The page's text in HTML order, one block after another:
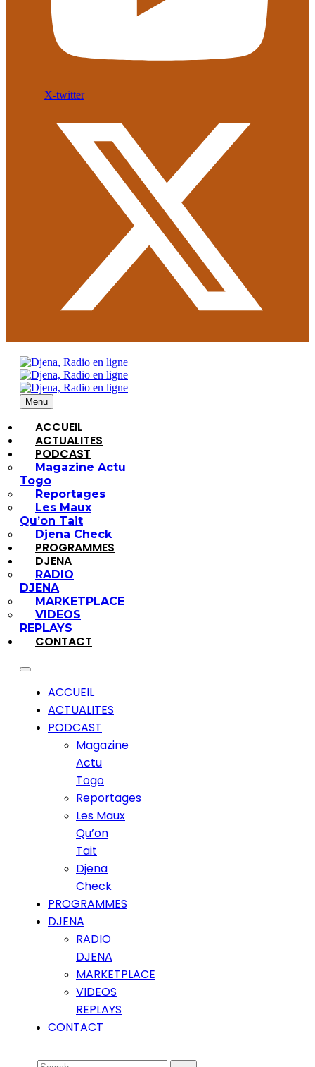
X-twitter
Menu
ACCUEIL
ACTUALITES
PODCAST
Magazine Actu
Togo
Reportages
Les Maux
Qu’on Tait
Djena Check
PROGRAMMES
DJENA
RADIO
DJENA
MARKETPLACE
VIDEOS
REPLAYS
CONTACT
ACCUEIL
ACTUALITES
PODCAST
Magazine
Actu
Togo
Reportages
Les Maux
Qu’on
Tait
Djena
Check
PROGRAMMES
DJENA
RADIO
DJENA
MARKETPLACE
VIDEOS
REPLAYS
CONTACT